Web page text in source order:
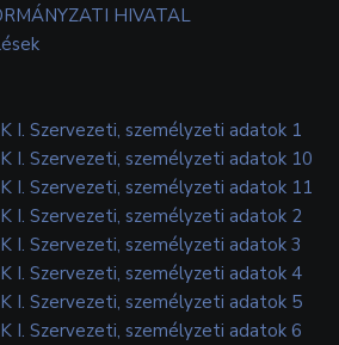
HIVATAL
I. Szervezeti, személyzeti adatok 1
I. Szervezeti, személyzeti adatok 10
I. Szervezeti, személyzeti adatok 11
I. Szervezeti, személyzeti adatok 2
I. Szervezeti, személyzeti adatok 3
I. Szervezeti, személyzeti adatok 4
I. Szervezeti, személyzeti adatok 5
I. Szervezeti, személyzeti adatok 6